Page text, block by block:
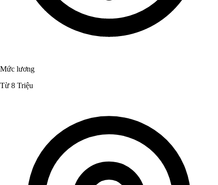
Mức lương
Từ 8 Triệu